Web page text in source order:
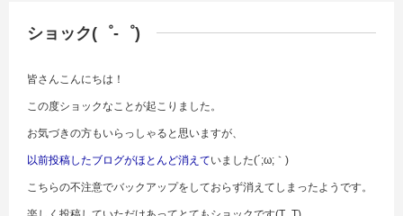
ショック(゜-゜)
皆さんこんにちは！
この度ショックなことが起こりました。
お気づきの方もいらっしゃると思いますが、
以前投稿したブログがほとんど消えていました(´;ω;｀)
こちらの不注意でバックアップをしておらず消えてしまったようです。